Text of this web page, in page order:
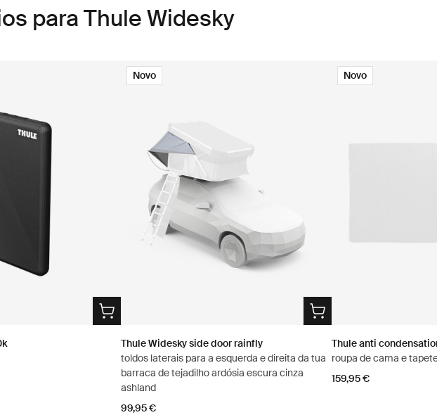
para Thule Widesky
Novo
Thule Widesky side door rainfly
toldos laterais para a esquerda e direita da tua
barraca de tejadilho ardósia escura cinza
ashland
99,95 €
Novo
Thule anti
roupa de cama e
159,95 €